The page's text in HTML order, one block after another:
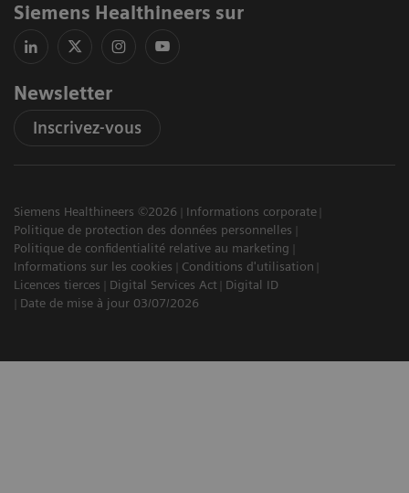
Siemens Healthineers sur
Newsletter
Inscrivez-vous
Siemens Healthineers ©2026
Informations corporate
Politique de protection des données personnelles
Politique de confidentialité relative au marketing
Informations sur les cookies
Conditions d'utilisation
Licences tierces
Digital Services Act
Digital ID
Date de mise à jour 03/07/2026